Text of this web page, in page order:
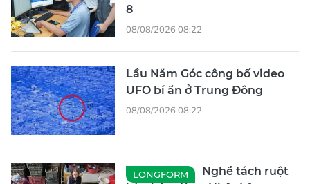
8
08/08/2026 08:22
Lầu Năm Góc công bố video
UFO bí ẩn ở Trung Đông
08/08/2026 08:22
LONGFORM
Nghề tách ruột